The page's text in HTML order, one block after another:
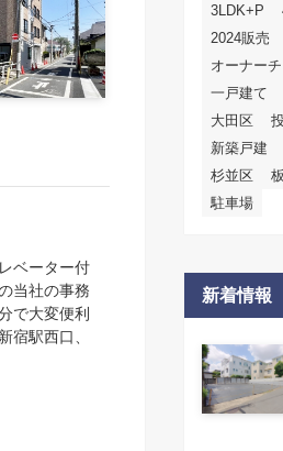
ベーター付
当社の事務
で大変便利
宿駅西口、
3LDK+P
2024販売
オーナー
一戸建て
大田区
新築戸建
杉並区
駐車場
新着情報